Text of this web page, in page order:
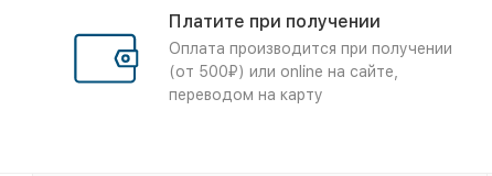
Платите при получении
Оплата производится при получении
(от 500₽) или online на сайте,
переводом на карту